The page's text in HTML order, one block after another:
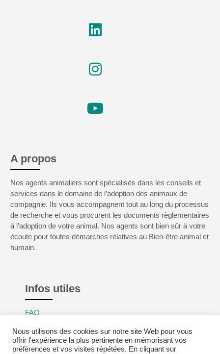
A propos
Nos agents animaliers sont spécialisés dans les conseils et
services dans le domaine de l’adoption des animaux de
compagnie. Ils vous accompagnent tout au long du processus
de recherche et vous procurent les documents règlementaires
à l’adoption de votre animal. Nos agents sont bien sûr à votre
écoute pour toutes démarches relatives au Bien-être animal et
humain.
Infos utiles
FAQ
Politique de confidentialité
CGV
Nous utilisons des cookies sur notre site Web pour vous
offrir l'expérience la plus pertinente en mémorisant vos
préférences et vos visites répétées. En cliquant sur